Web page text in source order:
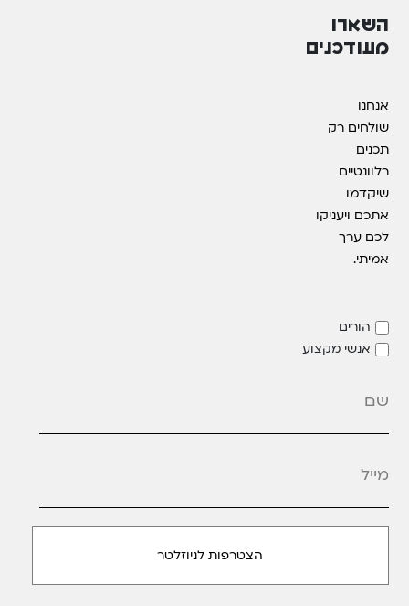
השארו
מעודכנים
אנחנו
שולחים רק
תכנים
רלוונטיים
שיקדמו
אתכם ויעניקו
לכם ערך
אמיתי.
הורים
אנשי מקצוע